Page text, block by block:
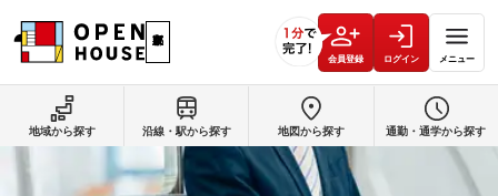
会員登録 ログイン メニュー
地域から探す 沿線・駅から探す 地図から探す 通勤・通学から探す